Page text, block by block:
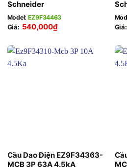
Schneider
Model: EZ9F34463
Giá: 540,000₫ Giá:
Cầu Dao Điện EZ9F34363-
MCB 3P 63A 4.5kA